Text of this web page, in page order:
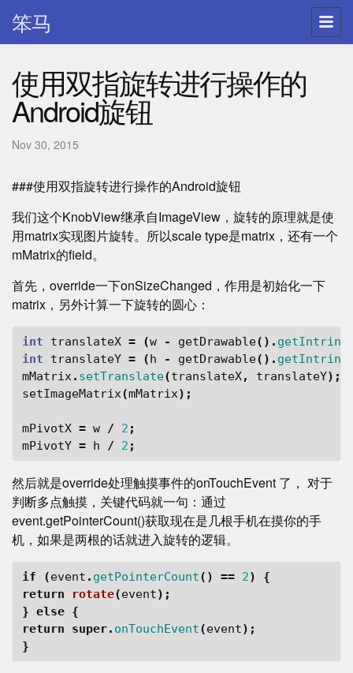
笨马
使用双指旋转进行操作的
Android旋钮
Nov 30, 2015
###使用双指旋转进行操作的Android旋钮
我们这个KnobView继承自ImageView，旋转的原理就是使
用matrix实现图片旋转。所以scale type是matrix，还有一个
mMatrix的field。
首先，override一下onSizeChanged，作用是初始化一下
matrix，另外计算一下旋转的圆心：
int translateX = (w - getDrawable().
int
translateY = (h - getDrawable().
mMatrix. setTranslate(translateX, translateY);
setImageMatrix(mMatrix);
mPivotX = w / 2 ;
mPivotY = h / 2 ;
然后就是override处理触摸事件的onTouchEvent 了， 对于
判断多点触摸，关键代码就一句：通过
event.getPointerCount()获取现在是几根手机在摸你的手
机，如果是两根的话就进入旋转的逻辑。
if (event . getPointerCount() == 2)
{
return
rotate(event);
} else {
return
super. onTouchEvent(event);
}